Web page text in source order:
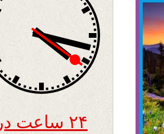
۲۴ ساعت در